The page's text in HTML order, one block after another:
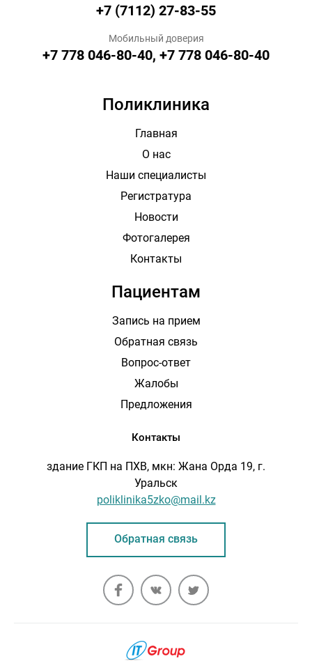
+7 (7112) 27-83-55
Мобильный доверия
+7 778 046-80-40, +7 778 046-80-40
Поликлиника
Главная
О нас
Наши специалисты
Регистратура
Новости
Фотогалерея
Контакты
Пациентам
Запись на прием
Обратная связь
Вопрос-ответ
Жалобы
Предложения
Контакты
здание ГКП на ПХВ, мкн: Жана Орда 19, г.
Уральск
poliklinika5zko@mail.kz
Обратная связь